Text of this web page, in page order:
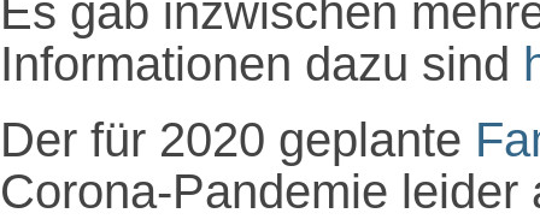
Es gab inzwischen
Informationen dazu sind
Der für 2020 geplante
Corona-Pandemie leider